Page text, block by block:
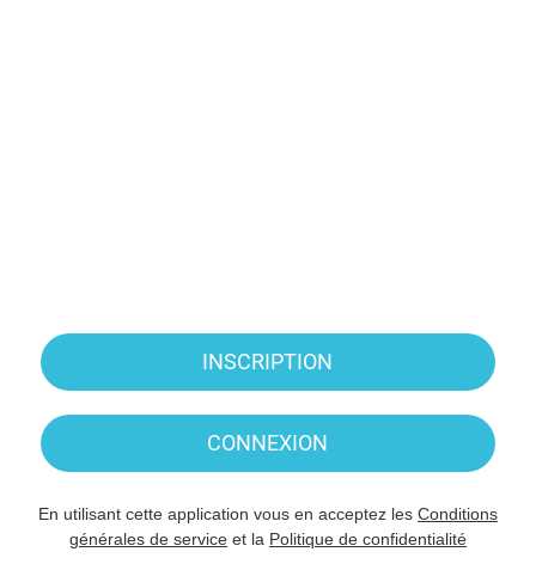
INSCRIPTION
CONNEXION
En utilisant cette application vous en acceptez les Conditions
générales de service et la Politique de confidentialité